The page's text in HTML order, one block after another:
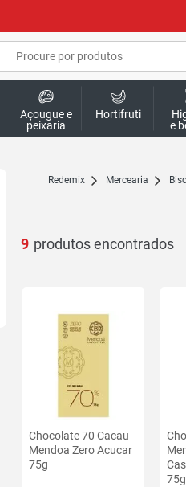
Açougue e
peixaria
Hortifruti
e
redemix Mercearia
9
Chocolate 70 Cacau
Mendoa Zero Acucar
75g
75g